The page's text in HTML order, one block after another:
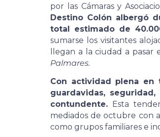
por las Cámaras y
Destino Colón albergó
total estimado de
sumarse los visitantes
llegan a la ciudad a
Palmares.
Con actividad plena
guardavidas,
contundente. Esta
mediados de octubre con
como grupos familiares e